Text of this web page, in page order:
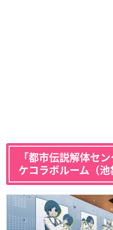
「都市伝説解体セ
ケコラボルーム（池